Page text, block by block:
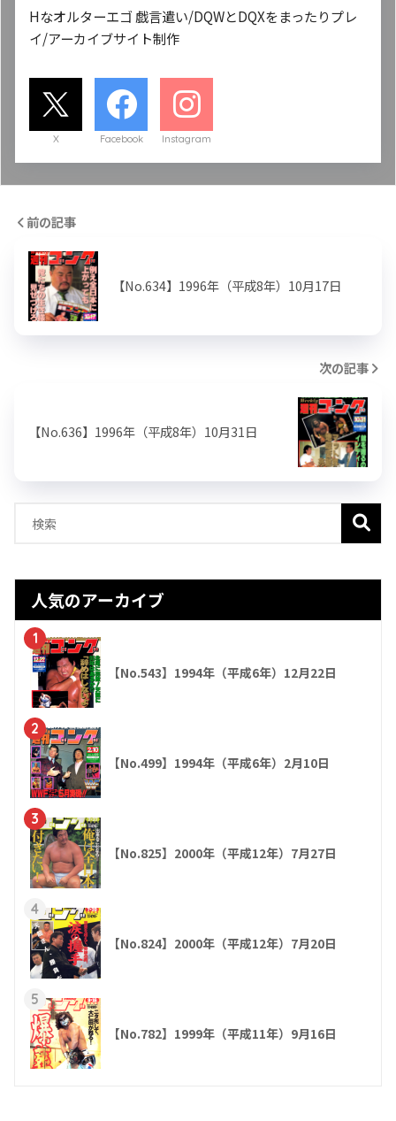
Hなオルターエゴ 戯言遣い/DQWとDQXをまったりプレ
イ/アーカイブサイト制作
X Facebook Instagram
前の記事
【No.634】1996年（平成8年）10月17日
次の記事
【No.636】1996年（平成8年）10月31日
人気のアーカイブ
1
【No.543】1994年（平成6年）12月22日
2
【No.499】1994年（平成6年）2月10日
3
【No.825】2000年（平成12年）7月27日
4
【No.824】2000年（平成12年）7月20日
5
【No.782】1999年（平成11年）9月16日